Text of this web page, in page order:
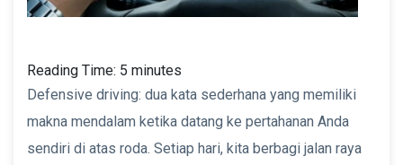
Reading Time: 5 minutes
Defensive driving: dua kata sederhana yang memiliki
makna mendalam ketika datang ke pertahanan Anda
sendiri di atas roda. Setiap hari, kita berbagi jalan raya